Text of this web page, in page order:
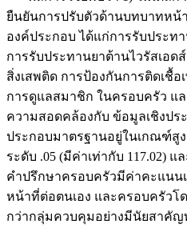
ยืนยันการปรับตัวด้านบทบาทหน้
องค์ประกอบ ได้แก่การรับประท
การรับประทานยาต้านไวรัสเอด
สิ่งเสพติด การป้องกันการติดเชื้อ
การดูแลสมาชิก ในครอบครัว แ
ความสอดคล้องกับ ข้อมูลเชิงป
ประกอบมาตรฐานอยู่ในเกณฑ์สู
ระดับ .05 (มีค่าเท่ากับ 117.02)
คำปรึกษาครอบครัวมีค่าคะแนน
หน้าที่ต่อตนเอง และครอบครัวโ
กว่ากลุ่มควบคุมอย่างมีนัยสาคัญ